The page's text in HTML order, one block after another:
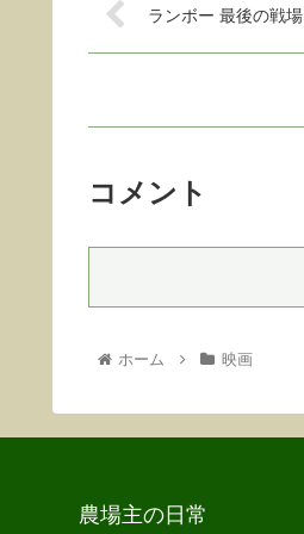
ランボー 最後の戦場
コメント
ホーム 映画
農場主の日常